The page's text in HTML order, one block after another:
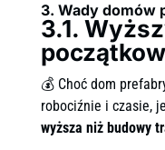
3. Wady domów
3.1.
💰 Choć dom
robociźnie i czasie,
wyższa niż budowy